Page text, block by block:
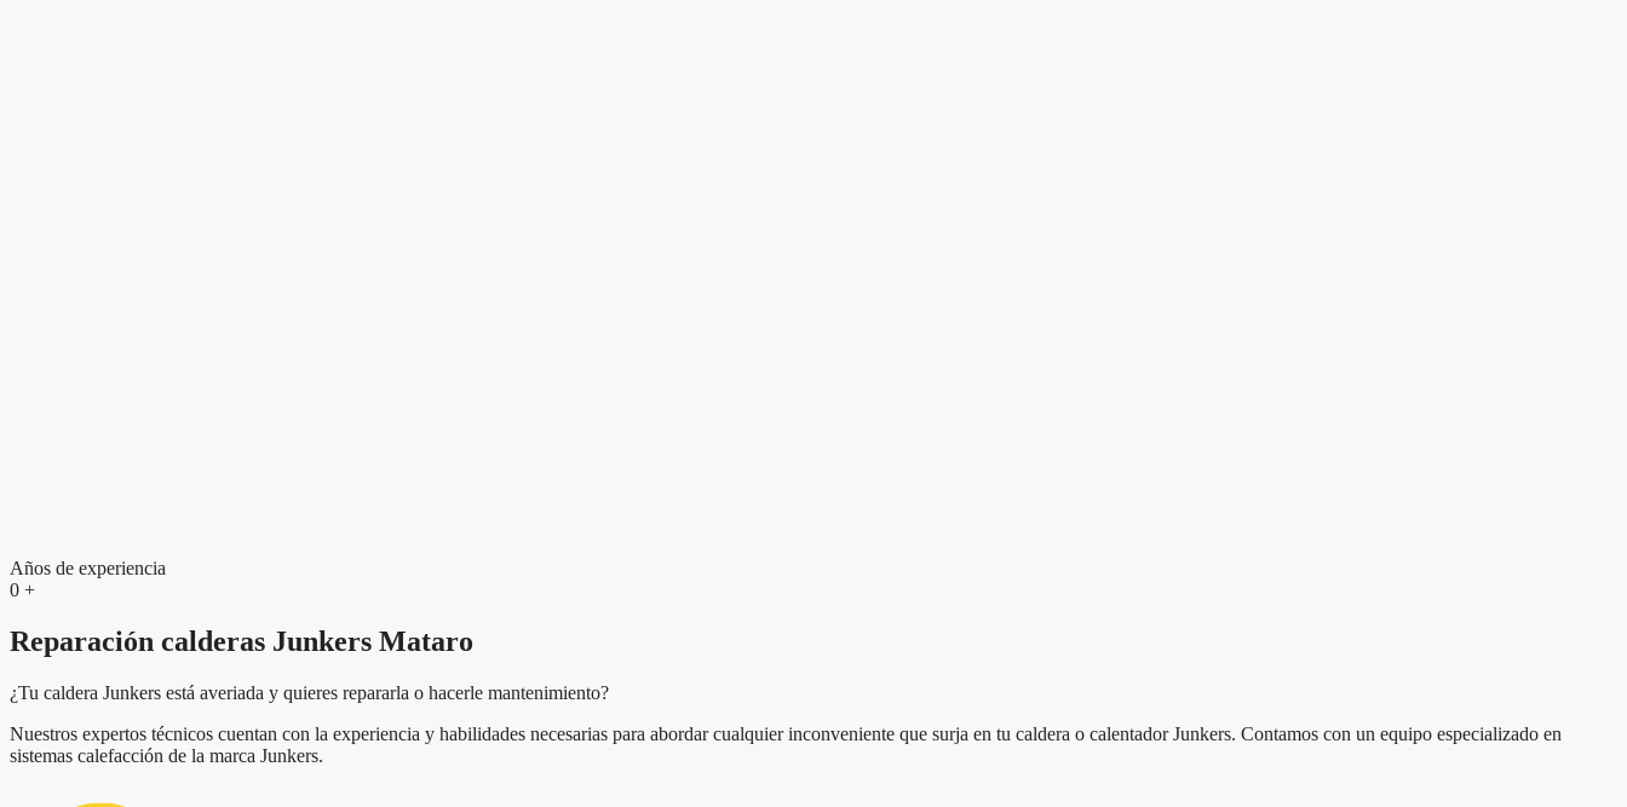
Años de experiencia
0 +
Reparación calderas Junkers Mataro
¿Tu caldera Junkers está averiada y quieres repararla o hacerle mantenimiento?
Nuestros expertos técnicos cuentan con la experiencia y habilidades necesarias para abordar cualquier inconveniente que surja en tu caldera o calentador Junkers. Contamos con un equipo especializado en
sistemas calefacción de la marca Junkers.